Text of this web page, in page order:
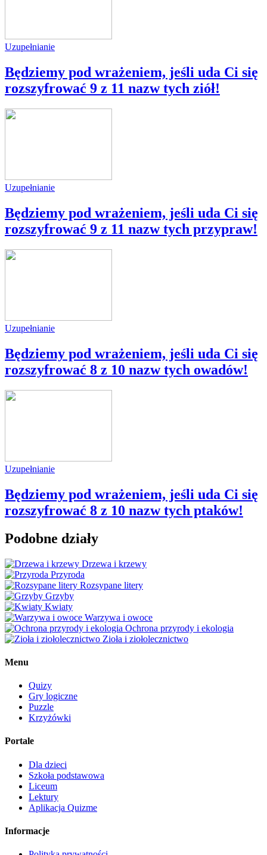
Uzupełnianie
Będziemy pod wrażeniem, jeśli uda Ci się
rozszyfrować 9 z 11 nazw tych ziół!
Uzupełnianie
Będziemy pod wrażeniem, jeśli uda Ci się
rozszyfrować 9 z 11 nazw tych przypraw!
Uzupełnianie
Będziemy pod wrażeniem, jeśli uda Ci się
rozszyfrować 8 z 10 nazw tych owadów!
Uzupełnianie
Będziemy pod wrażeniem, jeśli uda Ci się
rozszyfrować 8 z 10 nazw tych ptaków!
Podobne działy
Drzewa i krzewy
Przyroda
Rozsypane litery
Grzyby
Kwiaty
Warzywa i owoce
Ochrona przyrody i ekologia
Zioła i ziołolecznictwo
Menu
Quizy
Gry logiczne
Puzzle
Krzyżówki
Portale
Dla dzieci
Szkoła podstawowa
Liceum
Lektury
Aplikacja Quizme
Informacje